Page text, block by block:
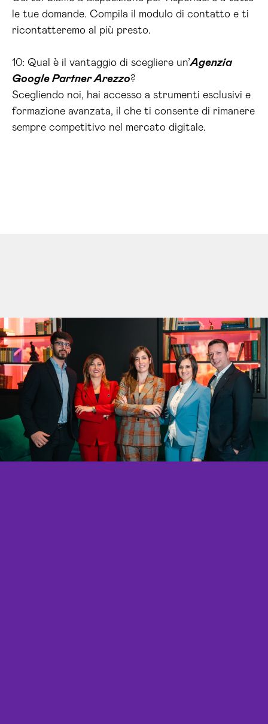
le tue domande. Compila il modulo di contatto e ti
ricontatteremo al più presto.
10: Qual è il vantaggio di scegliere un’Agenzia
Google Partner Arezzo?
Scegliendo noi, hai accesso a strumenti esclusivi e
formazione avanzata, il che ti consente di rimanere
sempre competitivo nel mercato digitale.